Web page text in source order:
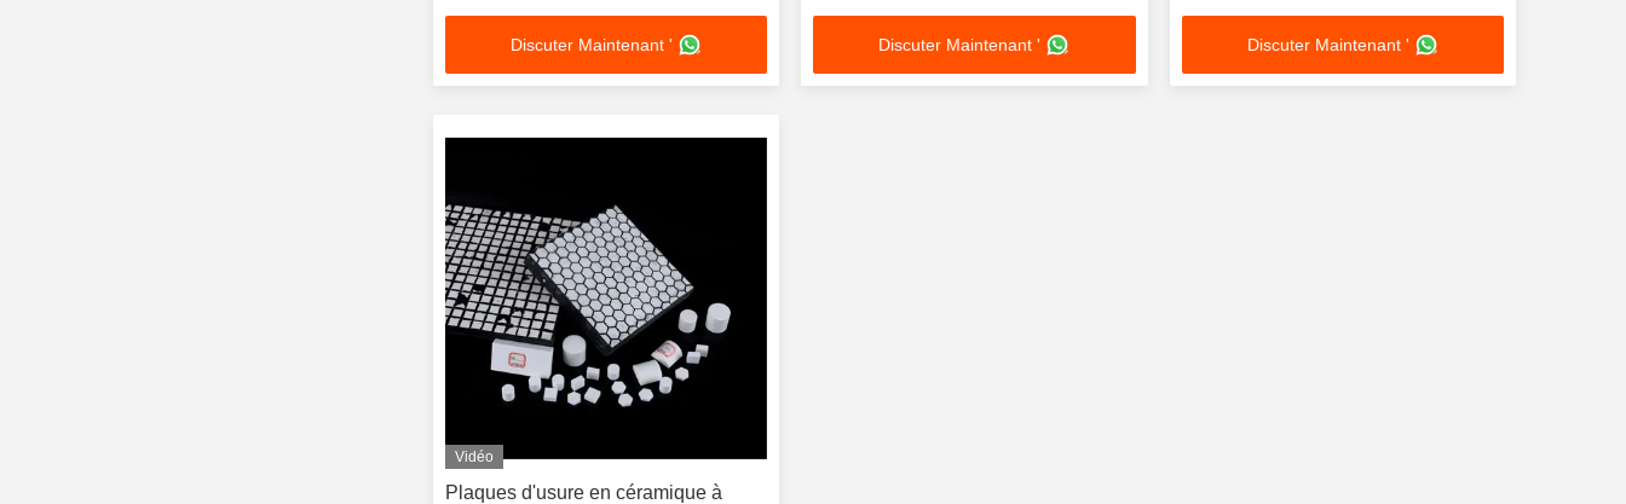
Discuter Maintenant ' Discuter Maintenant ' Discuter Maintenant '
Vidéo
Plaques d'usure en céramique à